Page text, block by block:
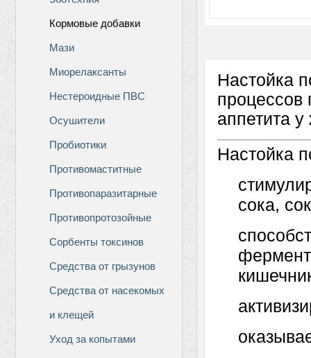
Кормовые добавки
Мази
Миорелаксанты
Нестероидные ПВС
Осушители
Пробиотики
Противомаститные
Противопаразитарные
Противопротозойные
Сорбенты токсинов
Средства от грызунов
Средства от насекомых
и клещей
Уход за копытами
Настойка
процессов
аппетита
Настойка
сока,